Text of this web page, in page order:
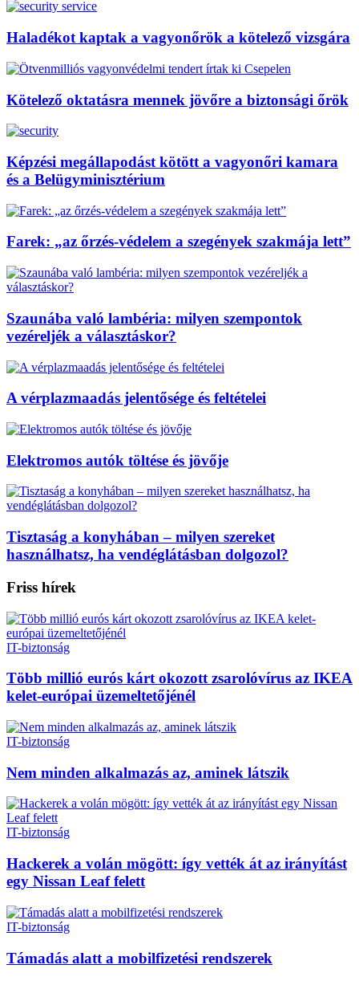
Haladékot kaptak a vagyonőrök a kötelező vizsgára
Kötelező oktatásra mennek jövőre a biztonsági őrök
Képzési megállapodást kötött a vagyonőri kamara
és a Belügyminisztérium
Farek: „az őrzés-védelem a szegények szakmája lett”
Szaunába való lambéria: milyen szempontok
vezéreljék a választáskor?
A vérplazmaadás jelentősége és feltételei
Elektromos autók töltése és jövője
Tisztaság a konyhában – milyen szereket
használhatsz, ha vendéglátásban dolgozol?
Friss hírek
IT-biztonság
Több millió eurós kárt okozott zsarolóvírus az IKEA
kelet-európai üzemeltetőjénél
IT-biztonság
Nem minden alkalmazás az, aminek látszik
IT-biztonság
Hackerek a volán mögött: így vették át az irányítást
egy Nissan Leaf felett
IT-biztonság
Támadás alatt a mobilfizetési rendszerek